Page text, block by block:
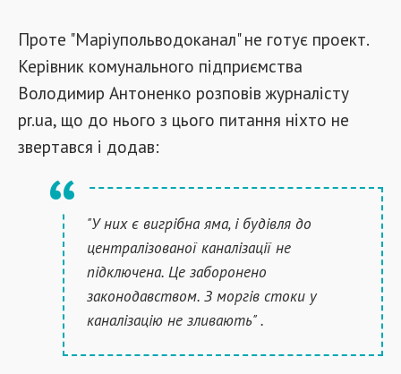
Проте "Маріупольводоканал" не готує проект.
Керівник комунального підприємства
Володимир Антоненко розповів журналісту
pr.ua, що до нього з цього питання ніхто не
звертався і додав:
"У них є вигрібна яма, і будівля до
централізованої каналізації не
підключена. Це заборонено
законодавством. З моргів стоки у
каналізацію не зливають" .